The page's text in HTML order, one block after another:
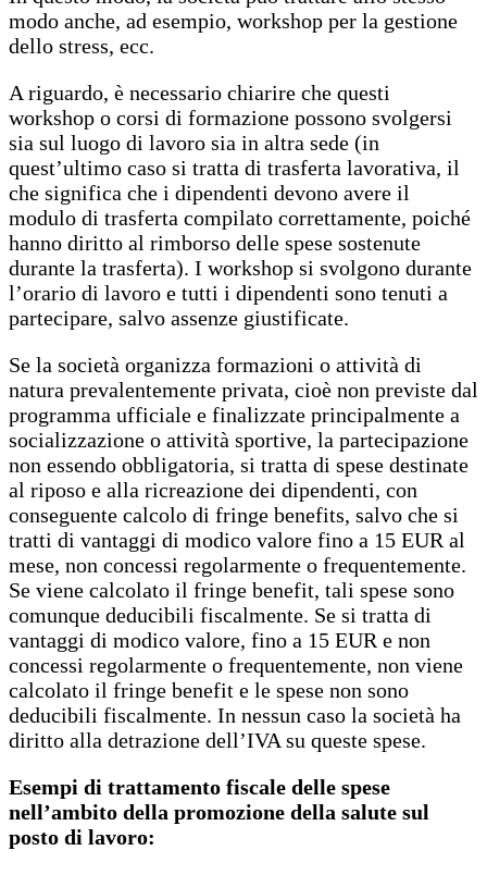
modo anche, ad esempio, workshop per la gestione
dello stress, ecc.
A riguardo, è necessario chiarire che questi
workshop o corsi di formazione possono svolgersi
sia sul luogo di lavoro sia in altra sede (in
quest’ultimo caso si tratta di trasferta lavorativa, il
che significa che i dipendenti devono avere il
modulo di trasferta compilato correttamente, poiché
hanno diritto al rimborso delle spese sostenute
durante la trasferta). I workshop si svolgono durante
l’orario di lavoro e tutti i dipendenti sono tenuti a
partecipare, salvo assenze giustificate.
Se la società organizza formazioni o attività di
natura prevalentemente privata, cioè non previste dal
programma ufficiale e finalizzate principalmente a
socializzazione o attività sportive, la partecipazione
non essendo obbligatoria, si tratta di spese destinate
al riposo e alla ricreazione dei dipendenti, con
conseguente calcolo di fringe benefits, salvo che si
tratti di vantaggi di modico valore fino a 15 EUR al
mese, non concessi regolarmente o frequentemente.
Se viene calcolato il fringe benefit, tali spese sono
comunque deducibili fiscalmente. Se si tratta di
vantaggi di modico valore, fino a 15 EUR e non
concessi regolarmente o frequentemente, non viene
calcolato il fringe benefit e le spese non sono
deducibili fiscalmente. In nessun caso la società ha
diritto alla detrazione dell’IVA su queste spese.
Esempi di trattamento fiscale delle spese
nell’ambito della promozione della salute sul
posto di lavoro: